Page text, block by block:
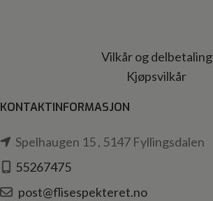
Vilkår og delbetaling
Kjøpsvilkår
KONTAKTINFORMASJON
Spelhaugen 15 , 5147 Fyllingsdalen
55267475
post@flisespekteret.no